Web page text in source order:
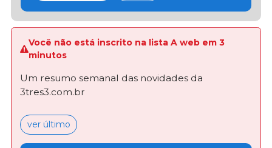
Você não está inscrito na lista A web em 3
minutos
Um resumo semanal das novidades da
3tres3.com.br
ver último